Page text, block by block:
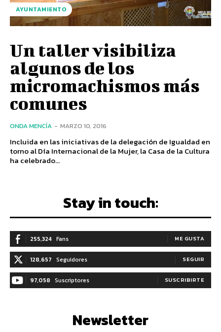
AYUNTAMIENTO
Un taller visibiliza
algunos de los
micromachismos más
comunes
ONDA MENCÍA - MARZO 10, 2016
Incluida en las iniciativas de la delegación de Igualdad en
torno al Día Internacional de la Mujer, la Casa de la Cultura
ha celebrado...
Stay in touch:
255,324 Fans ME GUSTA
128,657 Seguidores SEGUIR
97,058 Suscriptores SUSCRIBIRTE
Newsletter